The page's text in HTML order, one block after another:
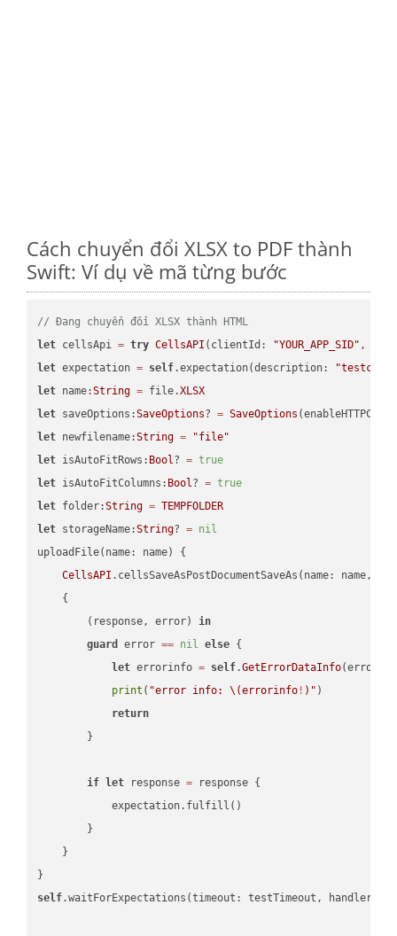
Cách chuyển đổi XLSX to PDF thành
Swift: Ví dụ về mã từng bước
// Đang chuyển đổi XLSX thành HTML
let cellsApi = try CellsAPI (clientId: "YOUR_APP_SID" ,
let expectation = self.expectation(description:
let name:String = file.XLSX
let saveOptions:SaveOptions? = SaveOptions
let newfilename:String =
"file"
let isAutoFitRows: Bool? = true
let isAutoFitColumns: Bool? = true
let folder:String = TEMPFOLDER
let storageName:String? = nil
uploadFile(name: name) {
CellsAPI .cellsSaveAsPostDocumentSaveAs(name:
    {
        (response, error)
in
guard
error == nil else {
let errorinfo = self.GetErrorDataInfo(error:
print ( "error info: \(errorinfo ! ) " )
return
        }
if let response = response {
            expectation.fulfill()
        }
    }
self.waitForExpectations(timeout: testTimeout, handler: